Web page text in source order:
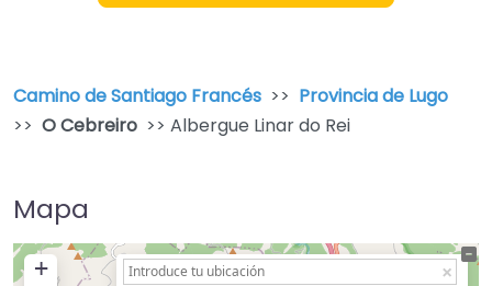
Camino de Santiago Francés >> Provincia de Lugo
>> O Cebreiro >> Albergue Linar do Rei
Mapa
+